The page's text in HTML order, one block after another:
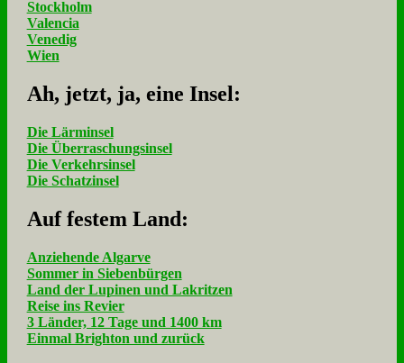
Stockholm
Valencia
Venedig
Wien
Ah, jetzt, ja, ei­ne In­sel:
Die Lärminsel
Die Überraschungsinsel
Die Verkehrsinsel
Die Schatzinsel
Auf fe­stem Land:
Anziehende Algarve
Sommer in Siebenbürgen
Land der Lupinen und Lakritzen
Reise ins Revier
3 Länder, 12 Tage und 1400 km
Einmal Brighton und zurück